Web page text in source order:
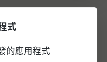
式
的應用程式